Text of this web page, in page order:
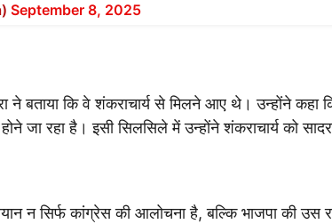
September 8, 2025
ने बताया कि वे शंकराचार्य से मिलने आए थे। उन्होंने कहा
जा रहा है। इसी सिलसिले में उन्होंने शंकराचार्य को
न सिर्फ कांग्रेस की आलोचना है, बल्कि भाजपा की उस